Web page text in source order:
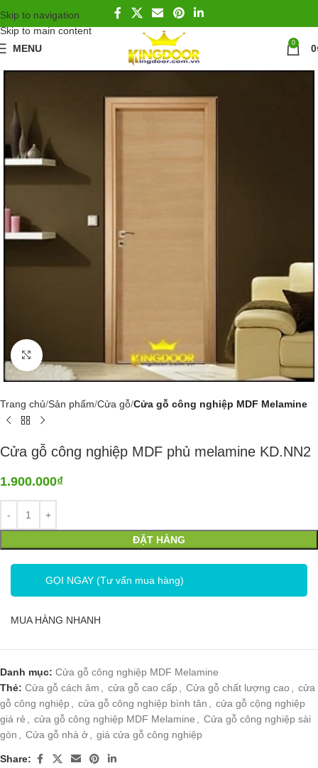
Skip to navigation
Skip to main content
MENU
0 0
Click to enlarge
Trang chủ Sản phẩm Cửa gỗ Cửa gỗ công nghiệp MDF Melamine
Cửa gỗ công nghiệp MDF phủ melamine KD.NN2
1.900.000₫
ĐẶT HÀNG
GỌI NGAY (Tư vấn mua hàng)
MUA HÀNG NHANH
Danh mục: Cửa gỗ công nghiệp MDF Melamine
Thẻ: Cửa gỗ cách âm cửa gỗ cao cấp Cửa gỗ chất lượng cao
cửa
gỗ công nghiệp
cửa gỗ công nghiệp bình tân
cửa gỗ cộng nghiệp
giá rẻ
cửa gỗ công nghiệp MDF Melamine
Cửa gỗ công nghiệp sài
gòn
Cửa gỗ nhà ở giá cửa gỗ công nghiệp
Share: